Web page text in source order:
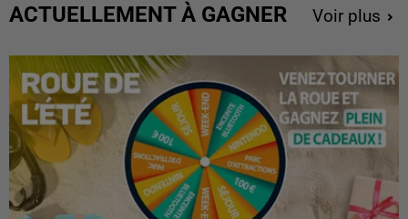
ACTUELLEMENT À GAGNER Voir plus